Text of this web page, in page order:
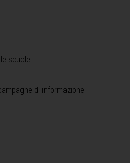
scuole
di informazione